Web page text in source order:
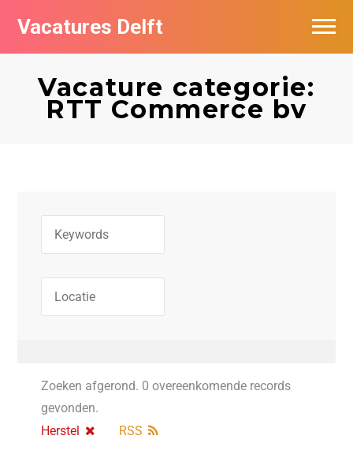
Vacatures Delft
Vacature categorie:
RTT Commerce bv
Zoeken afgerond. 0 overeenkomende records
gevonden.
Herstel
RSS
Vacatures per bedrijf in Delft